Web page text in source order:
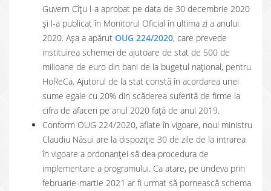
Guvern Cîțu l-a aprobat pe data de 30 decembrie 2020
și l-a publicat în Monitorul Oficial în ultima zi a anului
2020. Așa a apărut OUG 224/2020, care prevede
instituirea schemei de ajutoare de stat de 500 de
milioane de euro din bani de la bugetul național, pentru
HoReCa. Ajutorul de la stat constă în acordarea unei
sume egale cu 20% din scăderea suferită de firme la
cifra de afaceri pe anul 2020 față de anul 2019.
Conform OUG 224/2020, aflate în vigoare, noul ministru
Claudiu Năsui are la dispoziție 30 de zile de la intrarea
în vigoare a ordonanței să dea procedura de
implementare a programului. Ca atare, pe undeva prin
februarie-martie 2021 ar fi urmat să pornească schema